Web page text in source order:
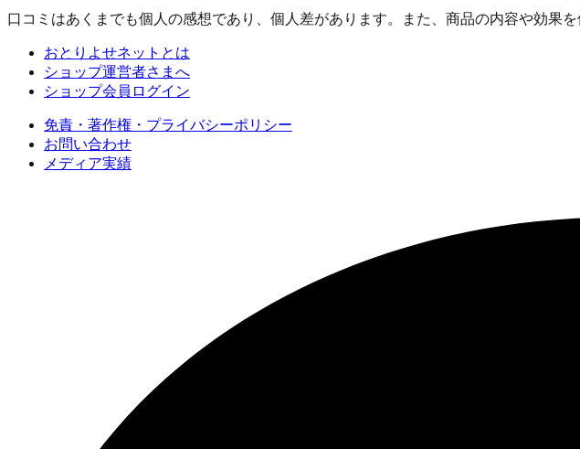
口コミはあくまでも個人の感想であり、個人差があります。また、商品の内容や効果を
おとりよせネットとは
ショップ運営者さまへ
ショップ会員ログイン
免責・著作権・プライバシーポリシー
お問い合わせ
メディア実績